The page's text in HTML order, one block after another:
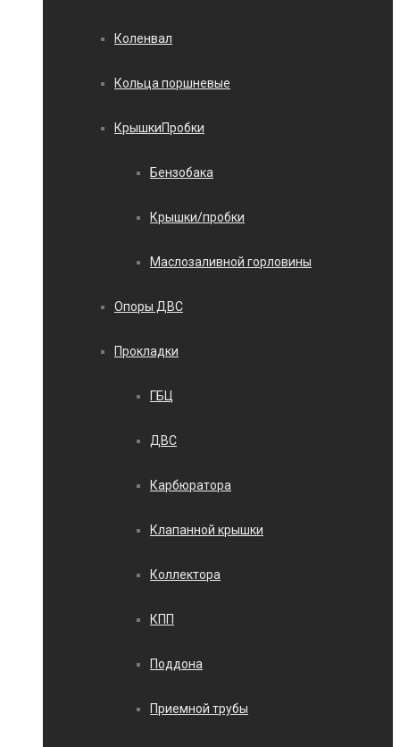
Коленвал
Кольца поршневые
КрышкиПробки
Бензобака
Крышки/пробки
Маслозаливной горловины
Опоры ДВС
Прокладки
ГБЦ
ДВС
Карбюратора
Клапанной крышки
Коллектора
КПП
Поддона
Приемной трубы